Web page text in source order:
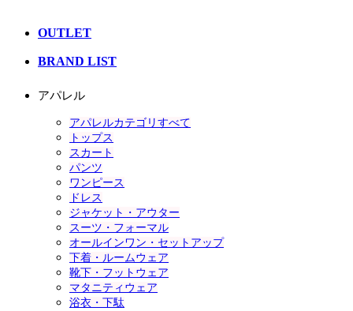
OUTLET
BRAND LIST
アパレル
アパレルカテゴリすべて
トップス
スカート
パンツ
ワンピース
ドレス
ジャケット・アウター
スーツ・フォーマル
オールインワン・セットアップ
下着・ルームウェア
靴下・フットウェア
マタニティウェア
浴衣・下駄